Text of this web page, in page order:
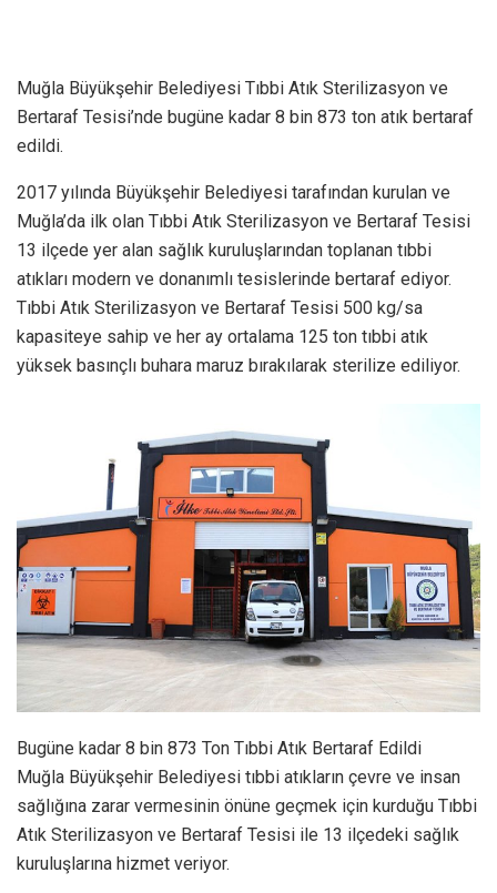
Muğla Büyükşehir Belediyesi Tıbbi Atık Sterilizasyon ve
Bertaraf Tesisi’nde bugüne kadar 8 bin 873 ton atık bertaraf
edildi.
2017 yılında Büyükşehir Belediyesi tarafından kurulan ve
Muğla’da ilk olan Tıbbi Atık Sterilizasyon ve Bertaraf Tesisi
13 ilçede yer alan sağlık kuruluşlarından toplanan tıbbi
atıkları modern ve donanımlı tesislerinde bertaraf ediyor.
Tıbbi Atık Sterilizasyon ve Bertaraf Tesisi 500 kg/sa
kapasiteye sahip ve her ay ortalama 125 ton tıbbi atık
yüksek basınçlı buhara maruz bırakılarak sterilize ediliyor.
Bugüne kadar 8 bin 873 Ton Tıbbi Atık Bertaraf Edildi
Muğla Büyükşehir Belediyesi tıbbi atıkların çevre ve insan
sağlığına zarar vermesinin önüne geçmek için kurduğu Tıbbi
Atık Sterilizasyon ve Bertaraf Tesisi ile 13 ilçedeki sağlık
kuruluşlarına hizmet veriyor.